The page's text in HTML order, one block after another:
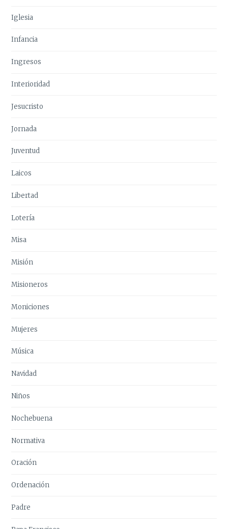
Iglesia
Infancia
Ingresos
Interioridad
Jesucristo
Jornada
Juventud
Laicos
Libertad
Lotería
Misa
Misión
Misioneros
Moniciones
Mujeres
Música
Navidad
Niños
Nochebuena
Normativa
Oración
Ordenación
Padre